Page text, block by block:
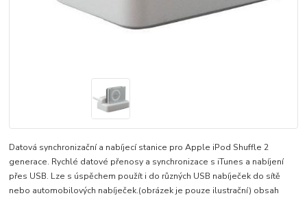
Datová synchronizační a nabíjecí stanice pro Apple iPod Shuffle 2
generace. Rychlé datové přenosy a synchronizace s iTunes a nabíjení
přes USB. Lze s úspěchem použít i do různých USB nabíječek do sítě
nebo automobilových nabíječek.(obrázek je pouze ilustrační) obsah